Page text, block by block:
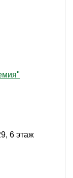
6 этаж